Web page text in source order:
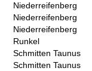
Niederreifenberg
Niederreifenberg
Niederreifenberg
Runkel
Schmitten Taunus
Schmitten Taunus